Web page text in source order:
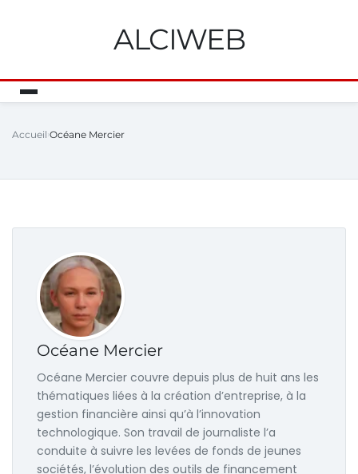
ALCIWEB
Accueil Océane Mercier
Océane Mercier
Océane Mercier couvre depuis plus de huit ans les
thématiques liées à la création d’entreprise, à la
gestion financière ainsi qu’à l’innovation
technologique. Son travail de journaliste l’a
conduite à suivre les levées de fonds de jeunes
sociétés, l’évolution des outils de financement